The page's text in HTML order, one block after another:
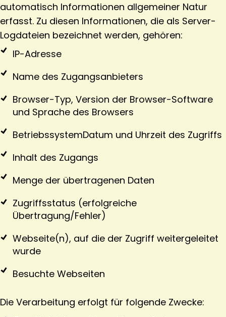
automatisch Informationen allgemeiner Natur
erfasst. Zu diesen Informationen, die als Server-
Logdateien bezeichnet werden, gehören:
IP-Adresse
Name des Zugangsanbieters
Browser-Typ, Version der Browser-Software
und Sprache des Browsers
BetriebssystemDatum und Uhrzeit des Zugriffs
Inhalt des Zugangs
Menge der übertragenen Daten
Zugriffsstatus (erfolgreiche
Übertragung/Fehler)
Webseite(n), auf die der Zugriff weitergeleitet
wurde
Besuchte Webseiten
Die Verarbeitung erfolgt für folgende Zwecke: